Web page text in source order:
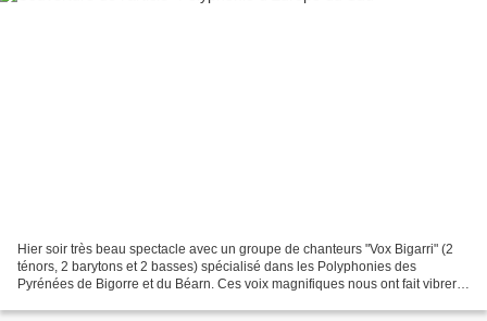
Hier soir très beau spectacle avec un groupe de chanteurs "Vox Bigarri" (2
ténors, 2 barytons et 2 basses) spécialisé dans les Polyphonies des
Pyrénées de Bigorre et du Béarn. Ces voix magnifiques nous ont fait vibrer